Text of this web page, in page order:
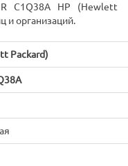
R C1Q38A HP (Hewlett
и организаций.
Packard)